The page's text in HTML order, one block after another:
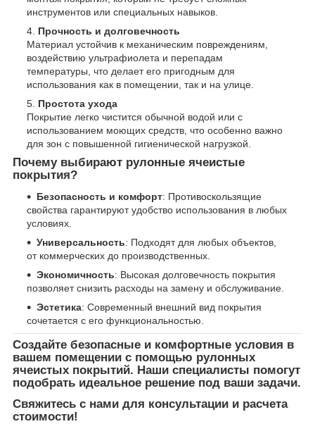
инструментов или специальных навыков.
Прочность и долговечность
Материал устойчив к механическим повреждениям,
воздействию ультрафиолета и перепадам
температуры, что делает его пригодным для
использования как в помещении, так и на улице.
Простота ухода
Покрытие легко чистится обычной водой или с
использованием моющих средств, что особенно важно
для зон с повышенной гигиенической нагрузкой.
Почему выбирают рулонные ячеистые
покрытия?
Безопасность и комфорт: Противоскользящие
свойства гарантируют удобство использования в любых
условиях.
Универсальность: Подходят для любых объектов,
от коммерческих до производственных.
Экономичность: Высокая долговечность покрытия
позволяет снизить расходы на замену и обслуживание.
Эстетика: Современный внешний вид покрытия
сочетается с его функциональностью.
Создайте безопасные и комфортные условия в
вашем помещении с помощью рулонных
ячеистых покрытий. Наши специалисты помогут
подобрать идеальное решение под ваши задачи.
Свяжитесь с нами для консультации и расчета
стоимости!